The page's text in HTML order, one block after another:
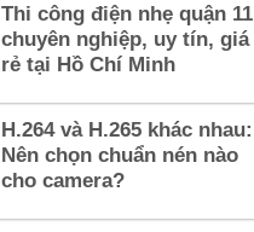
Thi công điện nhẹ quận 11
chuyên nghiệp, uy tín, giá
rẻ tại Hồ Chí Minh
H.264 và H.265 khác nhau:
Nên chọn chuẩn nén nào
cho camera?